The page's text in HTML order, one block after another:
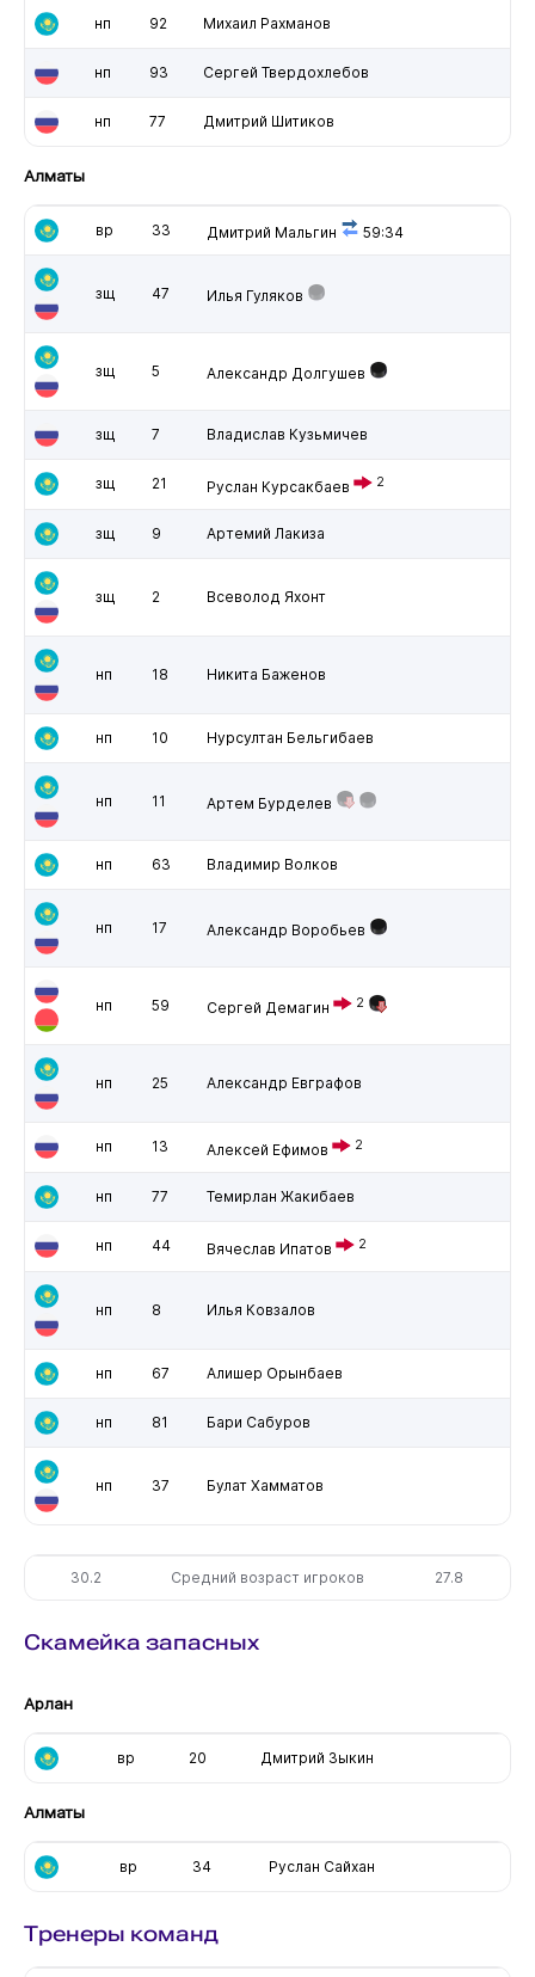
нп 92 Михаил Рахманов
нп 93 Сергей Твердохлебов
нп 77 Дмитрий Шитиков
Алматы
вр 33 Дмитрий Мальгин 59:34
зщ 47 Илья Гуляков
зщ 5 Александр Долгушев
зщ 7 Владислав Кузьмичев
зщ 21 Руслан Курсакбаев 2
зщ 9 Артемий Лакиза
зщ 2 Всеволод Яхонт
нп 18 Никита Баженов
нп 10 Нурсултан Бельгибаев
нп 11 Артем Бурделев
нп 63 Владимир Волков
нп 17 Александр Воробьев
нп 59 Сергей Демагин 2
нп 25 Александр Евграфов
нп 13 Алексей Ефимов 2
нп 77 Темирлан Жакибаев
нп 44 Вячеслав Ипатов 2
нп 8 Илья Ковзалов
нп 67 Алишер Орынбаев
нп 81 Бари Сабуров
нп 37 Булат Хамматов
30.2 Средний возраст игроков 27.8
Скамейка запасных
Арлан
вр 20 Дмитрий Зыкин
Алматы
вр 34 Руслан Сайхан
Тренеры команд